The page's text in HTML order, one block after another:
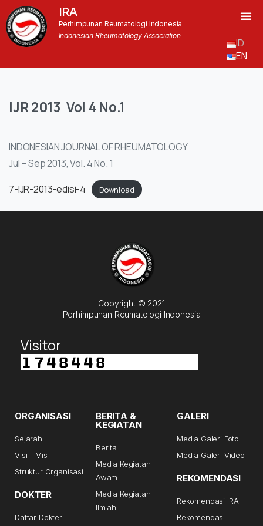
IRA
Perhimpunan Reumatologi Indonesia
Indonesian Rheumatology Association
ID
EN
IJR2013 Vol 4 No.1
INDONESIAN JOURNAL OF RHEUMATOLOGY
Jul – Sep 2013, Vol. 4 No. 1
7-IJR-2013-edisi-4
Download
Copyright © 2021
Perhimpunan Reumatologi Indonesia
Visitor
ORGANISASI
Sejarah
Visi - Misi
Struktur Organisasi
DOKTER
Daftar Dokter
BERITA &
KEGIATAN
Berita
Media Kegiatan
Awam
Media Kegiatan
Ilmiah
GALERI
Media Galeri Foto
Media Galeri Video
REKOMENDASI
Rekomendasi IRA
Rekomendasi